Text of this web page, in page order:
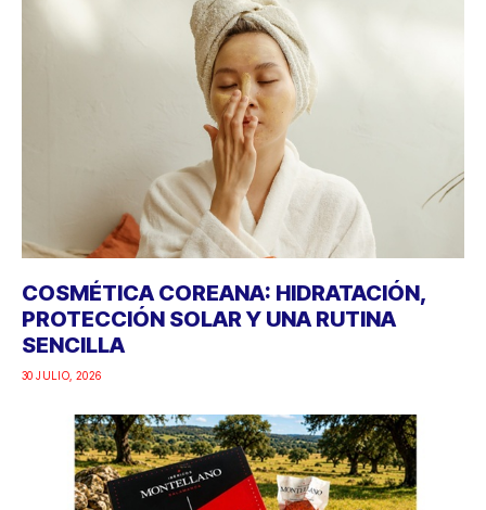
COSMÉTICA COREANA: HIDRATACIÓN,
PROTECCIÓN SOLAR Y UNA RUTINA
SENCILLA
30 JULIO, 2026